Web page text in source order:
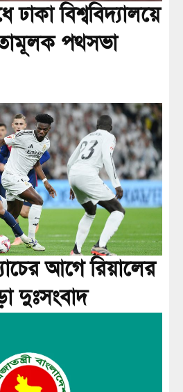
বিশ্ববিদ্যালয়ে
পথসভা
আগে রিয়ালের
দুঃসংবাদ